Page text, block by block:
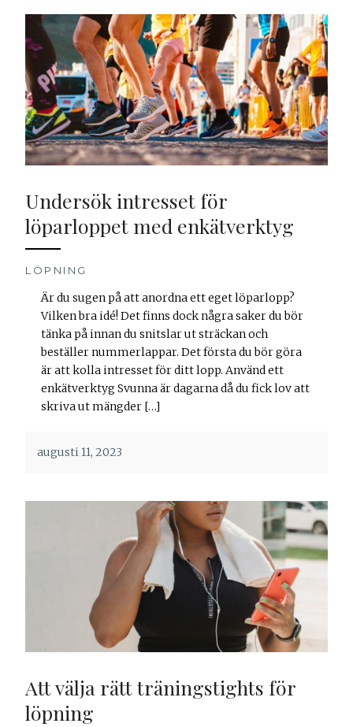
Undersök intresset för
löparloppet med enkätverktyg
LÖPNING
Är du sugen på att anordna ett eget löparlopp?
Vilken bra idé! Det finns dock några saker du bör
tänka på innan du snitslar ut sträckan och
beställer nummerlappar. Det första du bör göra
är att kolla intresset för ditt lopp. Använd ett
enkätverktyg Svunna är dagarna då du fick lov att
skriva ut mängder […]
augusti 11, 2023
Att välja rätt träningstights för
löpning